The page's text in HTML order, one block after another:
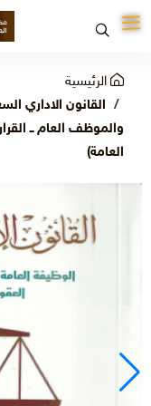
الرئيسية
القانون الاداري
والموظف العام ــ
العامة)